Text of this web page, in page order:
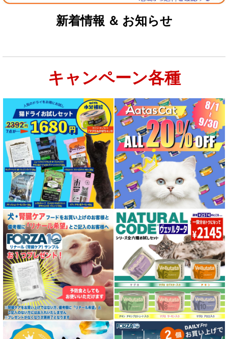
お試しドライフード少量パック犬用
特集：大型犬＆多頭飼い用：セット＆大袋ドッグフード
特集 グリーントライプ（第４胃）とは
特集 フリーズドライ
特集 エアドライフード
特殊製法のドッグフード
特殊製法のキャットフード
全年齢対応 フード for DOG
パピー用 フード for DOG
成犬用 フード for DOG
新着情報 ＆ お知らせ
キャンペーン各種